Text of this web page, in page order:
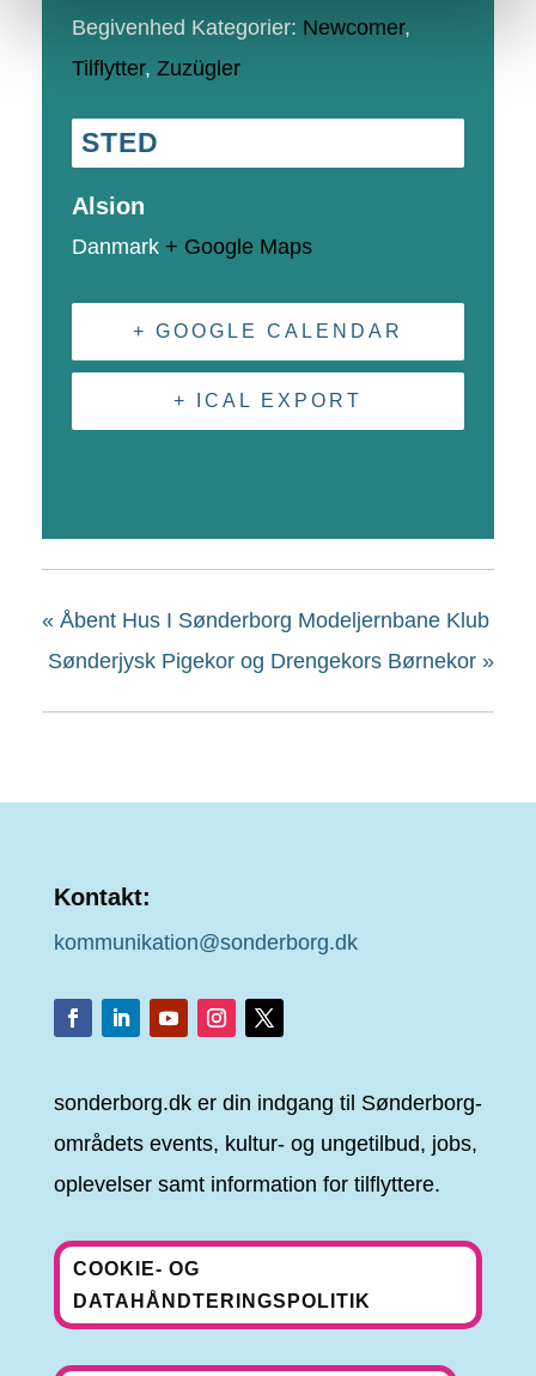
Begivenhed Kategorier: Newcomer,
Tilflytter, Zuzügler
STED
Alsion
Danmark + Google Maps
+ GOOGLE CALENDAR
+ ICAL EXPORT
« Åbent Hus I Sønderborg Modeljernbane Klub
Sønderjysk Pigekor og Drengekors Børnekor »
Kontakt:
kommunikation@sonderborg.dk
sonderborg.dk er din indgang til Sønderborg-
områdets events, kultur- og ungetilbud, jobs,
oplevelser samt information for tilflyttere.
COOKIE- OG
DATAHÅNDTERINGSPOLITIK